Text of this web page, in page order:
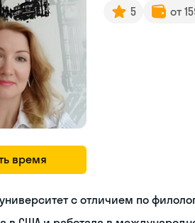
время
5 от
с отличием по